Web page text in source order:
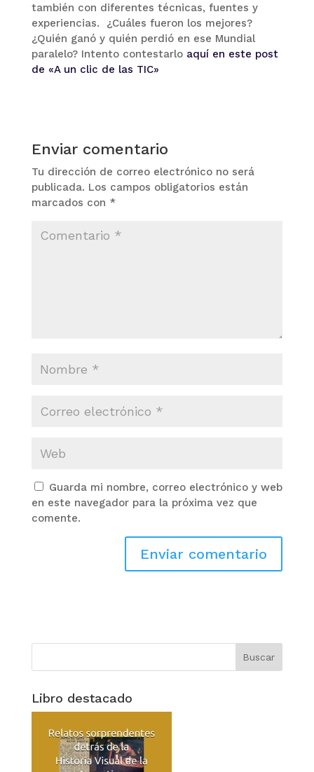
también con diferentes técnicas, fuentes y
experiencias. ¿Cuáles fueron los mejores?
¿Quién ganó y quién perdió en ese Mundial
paralelo? Intento contestarlo aquí en este post
de «A un clic de las TIC»
Enviar comentario
Tu dirección de correo electrónico no será
publicada. Los campos obligatorios están
marcados con *
Guarda mi nombre, correo electrónico y web
en este navegador para la próxima vez que
comente.
Libro destacado